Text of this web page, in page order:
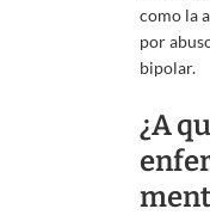
como la
por
bipolar.
¿A